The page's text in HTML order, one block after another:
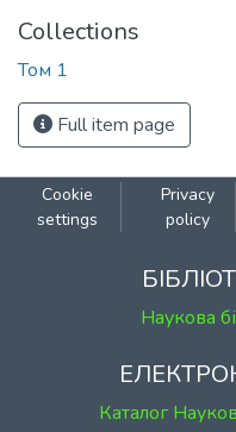
Collections
Том 1
Full item page
Cookie
settings
Privacy
policy
Наукова
Каталог